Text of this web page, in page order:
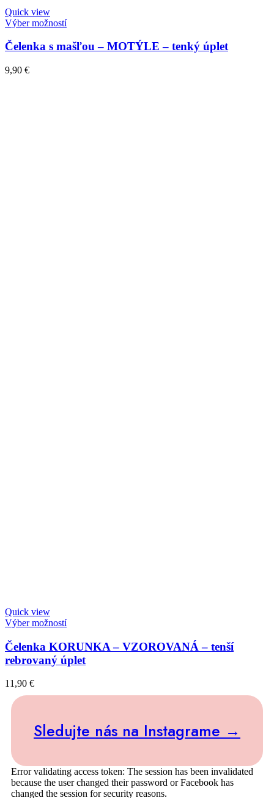
Quick view
Výber možností
Čelenka s mašľou – MOTÝLE – tenký úplet
9,90 €
Quick view
Výber možností
Čelenka KORUNKA – VZOROVANÁ – tenší
rebrovaný úplet
11,90 €
Sledujte nás na Instagrame →
Error validating access token: The session has been invalidated
because the user changed their password or Facebook has
changed the session for security reasons.